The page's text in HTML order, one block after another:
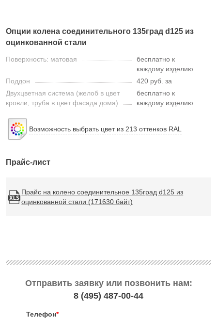
Опции колена соединительного 135град d125 из
оцинкованной стали
Поверхность: матовая
бесплатно к
каждому изделию
Поддон
420 руб. за
Двухцветная система (желоб в цвет
кровли, труба в цвет фасада дома)
бесплатно к
каждому изделию
Возможность выбрать цвет из 213 оттенков RAL
Прайс-лист
Прайс на колено соединительное 135град d125 из
оцинкованной стали (171630 байт)
Отправить заявку или позвонить нам:
8 (495) 487-00-44
Телефон*